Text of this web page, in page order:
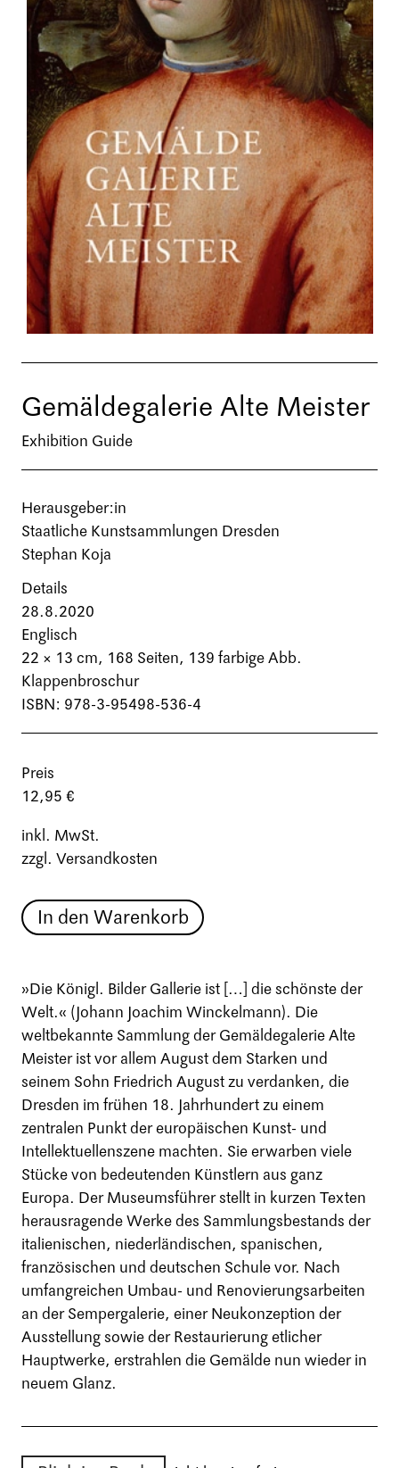
Gemäldegalerie Alte Meister
Exhibition Guide
Herausgeber:in
Staatliche Kunstsammlungen Dresden
Stephan Koja
Details
28.8.2020
Englisch
22 × 13 cm, 168 Seiten, 139 farbige Abb.
Klappenbroschur
ISBN: 978-3-95498-536-4
Preis
12,95 €
inkl. MwSt.
zzgl. Versandkosten
In den Warenkorb
»Die Königl. Bilder Gallerie ist […] die schönste der
Welt.« (Johann Joachim Winckelmann). Die
weltbekannte Sammlung der Gemäldegalerie Alte
Meister ist vor allem August dem Starken und
seinem Sohn Friedrich August zu verdanken, die
Dresden im frühen 18. Jahrhundert zu einem
zentralen Punkt der europäischen Kunst- und
Intellektuellenszene machten. Sie erwarben viele
Stücke von bedeutenden Künstlern aus ganz
Europa. Der Museumsführer stellt in kurzen Texten
herausragende Werke des Sammlungsbestands der
italienischen, niederländischen, spanischen,
französischen und deutschen Schule vor. Nach
umfangreichen Umbau- und Renovierungsarbeiten
an der Sempergalerie, einer Neukonzeption der
Ausstellung sowie der Restaurierung etlicher
Hauptwerke, erstrahlen die Gemälde nun wieder in
neuem Glanz.